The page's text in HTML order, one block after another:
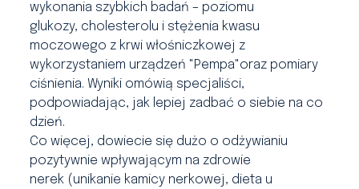
wykonania szybkich badań – poziomu
glukozy, cholesterolu i stężenia kwasu
moczowego z krwi włośniczkowej z
wykorzystaniem urządzeń "Pempa"oraz pomiary
ciśnienia. Wyniki omówią specjaliści,
podpowiadając, jak lepiej zadbać o siebie na co
dzień.
Co więcej, dowiecie się dużo o odżywianiu
pozytywnie wpływającym na zdrowie
nerek (unikanie kamicy nerkowej, dieta u